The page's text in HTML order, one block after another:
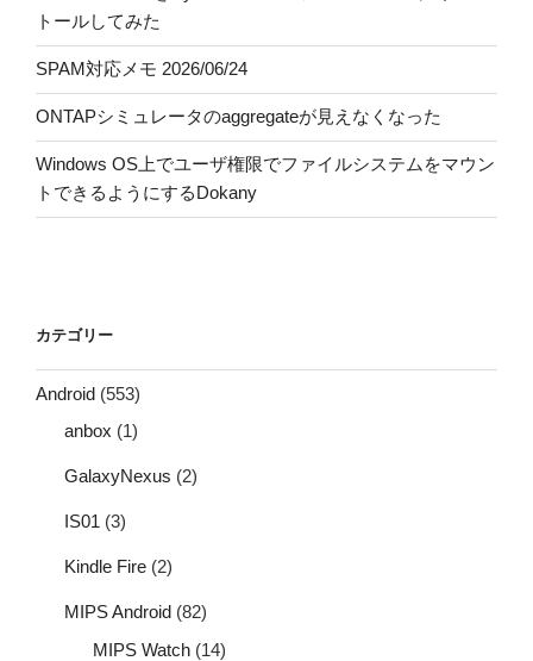
トールしてみた
SPAM対応メモ 2026/06/24
ONTAPシミュレータのaggregateが見えなくなった
Windows OS上でユーザ権限でファイルシステムをマウン
トできるようにするDokany
カテゴリー
Android (553)
anbox (1)
GalaxyNexus (2)
IS01 (3)
Kindle Fire (2)
MIPS Android (82)
MIPS Watch (14)